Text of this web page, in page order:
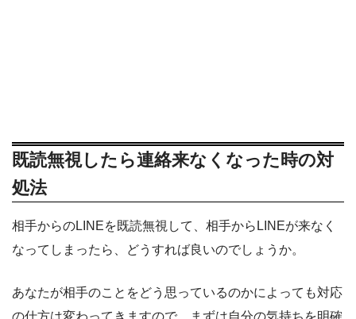
既読無視したら連絡来なくなった時の対
処法
相手からのLINEを既読無視して、相手からLINEが来なく
なってしまったら、どうすれば良いのでしょうか。
あなたが相手のことをどう思っているのかによっても対応